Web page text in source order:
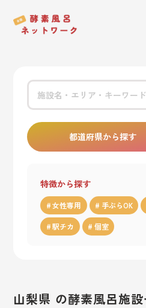
都道府県から探す
特徴から探す
女性専用 手ぶらOK
駅チカ 個室
山梨県 の酵素風呂施